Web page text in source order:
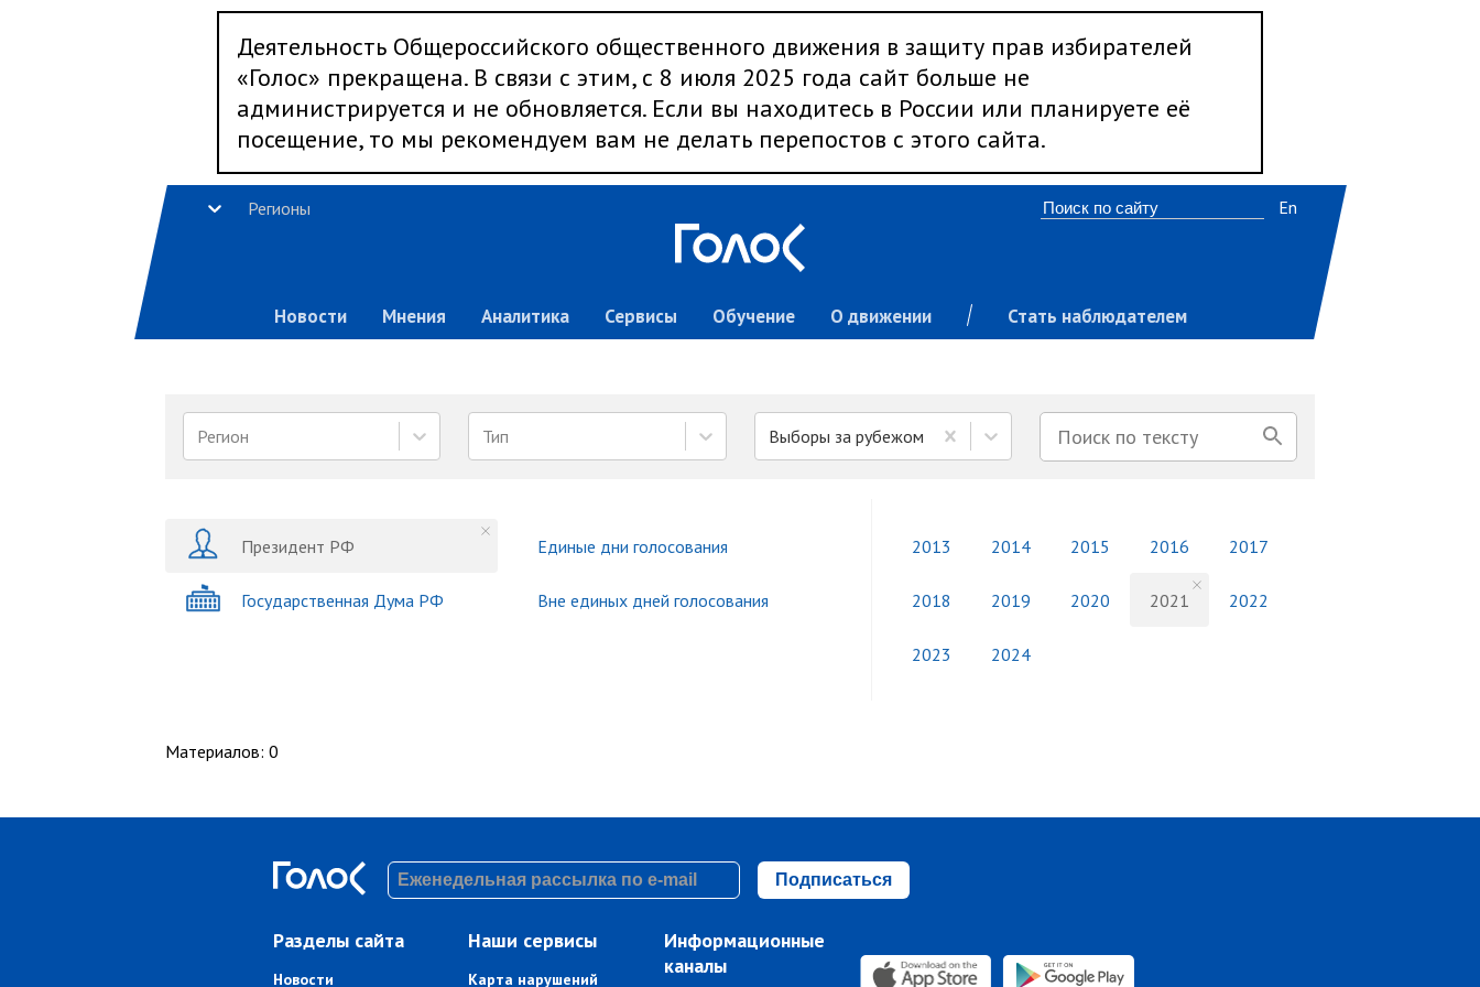
Деятельность Общероссийского общественного движения в защиту прав избирателей
«Голос» прекращена. В связи с этим, с 8 июля 2025 года сайт больше не
администрируется и не обновляется. Если вы находитесь в России или планируете её
посещение, то мы рекомендуем вам не делать перепостов с этого сайта.
Регионы
Новости Мнения Аналитика Сервисы Обучение О движении Стать наблюдателем
En
Регион Тип Выборы за рубежом
Президент РФ
Государственная Дума РФ
Единые дни голосования
Вне единых дней голосования
2013 2014 2015 2016 2017
2018 2019 2020 2021 2022
2023 2024
Материалов: 0
Подписаться
Разделы сайта
Новости
Наши сервисы
Карта нарушений
Информационные
каналы